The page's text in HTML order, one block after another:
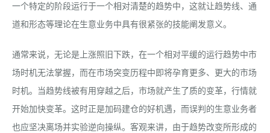
一个特定的阶段运行于一个相对清楚的趋势中，这就让趋势线、通
道和形态等理论在生意业务中具有很紧张的技能阐发意义。
通常来说，无论是上涨照旧下跌，在一个相对平缓的运行趋势中市
场时机无法掌握，而在市场突变历程中即将孕育更多、更大的市场
时机。当趋势线被有用穿越之后，市场就产生了质的变革，行情就
开始加快变革。这时正是加码建仓的好机遇，而误判的生意业务者
也应坚决离场并实验逆向操纵。客观来讲，由于趋势改变所形成的